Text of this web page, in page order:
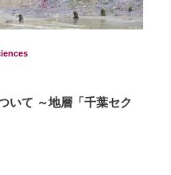
いて ～地層「千葉セク